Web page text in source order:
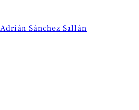
Adrián Sánchez Sallán